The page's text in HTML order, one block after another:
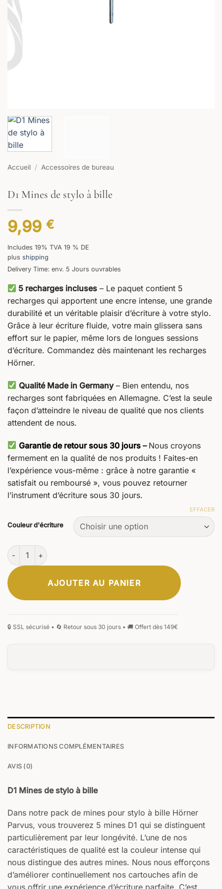
Accueil / Accessoires de bureau
D1 Mines de stylo à bille
9,99 €
Includes 19% TVA 19 % DE
plus shipping
Delivery Time: env. 5 Jours ouvrables
5 recharges incluses – Le paquet contient 5
recharges qui apportent une encre intense, une grande
durabilité et un véritable plaisir d’écriture à votre stylo.
Grâce à leur écriture fluide, votre main glissera sans
effort sur le papier, même lors de longues sessions
d’écriture. Commandez dès maintenant les recharges
Hörner.
Qualité Made in Germany– Bien entendu, nos
recharges sont fabriquées en Allemagne. C’est la seule
façon d’atteindre le niveau de qualité que nos clients
attendent de nous.
Garantie de retour sous 30 jours – Nous croyons
fermement en la qualité de nos produits ! Faites-en
l’expérience vous-même : grâce à notre garantie «
satisfait ou remboursé », vous pouvez retourner
l’instrument d’écriture sous 30 jours.
Couleur d'écriture
EFFACER
quantité de D1 Mines de stylo à bille
AJOUTER AU PANIER
DESCRIPTION
INFORMATIONS COMPLÉMENTAIRES
AVIS (0)
D1 Mines de stylo à bille
Dans notre pack de mines pour stylo à bille Hörner
Parvus, vous trouverez 5 mines D1 qui se distinguent
particulièrement par leur longévité. L’une de nos
caractéristiques de qualité est la couleur intense qui
nous distingue des autres mines. Nous nous efforçons
d’améliorer continuellement nos cartouches afin de